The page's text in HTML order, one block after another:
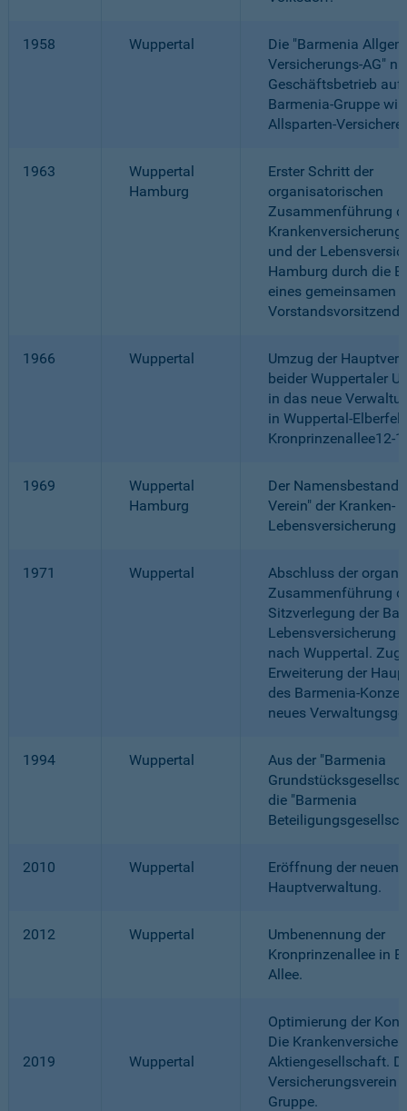
1958 Wuppertal
Die "Barmenia
Versicherungs-AG"
Geschäftsbetrieb
Barmenia-Gruppe
Allsparten-
1963
Wuppertal
Hamburg
Erster Schritt der
organisatorischen
Zusammenführung
und der
Hamburg durch die
eines gemeinsamen
1966 Wuppertal
Umzug der
beider Wuppertaler
in das neue
in Wuppertal-
Kronprinzenallee12-
1969
Wuppertal
Hamburg
Der
Verein" der Kranken-
Lebensversicherung
1971 Wuppertal
Abschluss der
Zusammenführung
Sitzverlegung der
Lebensversicherung
nach Wuppertal.
Erweiterung der
des Barmenia-
neues
1994 Wuppertal
Aus der "Barmenia
die "Barmenia
2010 Wuppertal
Eröffnung der neuen
Hauptverwaltung.
2012 Wuppertal
Umbenennung der
Kronprinzenallee in
Allee.
2019 Wuppertal
Optimierung der
Die
Aktiengesellschaft.
Versicherungsverein
Gruppe.